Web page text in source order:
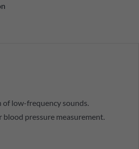
of low-frequency sounds.
blood pressure measurement.